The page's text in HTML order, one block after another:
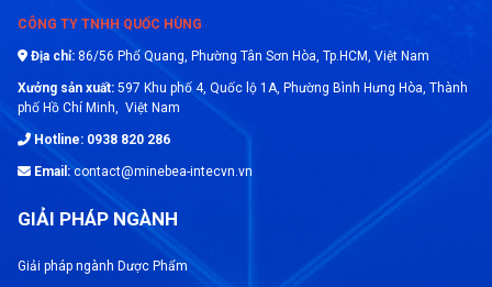
Cảm biến lực pendeo truck PR
6224
–Công suất 25 tấn và 50 tấn
–Dễ dàng để cài đặt
–Nguyên tắc hỗ trợ con lắc đã được thử
CÔNG TY TNHH QUỐC HÙNG
Địa chỉ: 86/56 Phổ Quang, Phường Tân Sơn Hòa, Tp.HCM, Việt Nam
Xưởng sản xuất:597 Khu phố 4, Quốc lộ 1A, Phường Bình Hưng Hòa, Thành
phố Hồ Chí Minh, Việt Nam
Hotline: 0938 820 286
Email:contact@minebea-intecvn.vn
GIẢI PHÁP NGÀNH
Giải pháp ngành Dược Phẩm